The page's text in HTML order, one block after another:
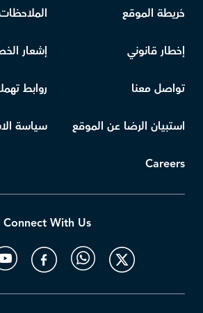
خريطة الموقع
إخطار قانوني إشعار
تواصل معنا روابط
استبيان الرضا عن الموقع سياسة
Careers
Connect With Us